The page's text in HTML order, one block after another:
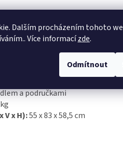
Dalším procházením tohoto
Více informacízde.
Odmítnout
uvnitř i venku
opotřebení, UV záření i proti
a područkami
V x H):55 x 83 x 58,5 cm